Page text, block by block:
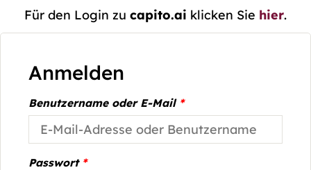
Für den Login zu capito.ai klicken Sie hier.
Anmelden
Benutzername oder E-Mail *
Passwort *